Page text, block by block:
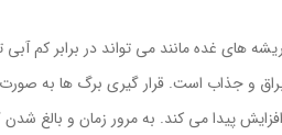
های غده مانند می تواند در برابر کم
ها به صورت متقابل و در مضربی از 2 می باشد. برگ ها هر چه
پیدا می کند. به مرور زمان و بالغ